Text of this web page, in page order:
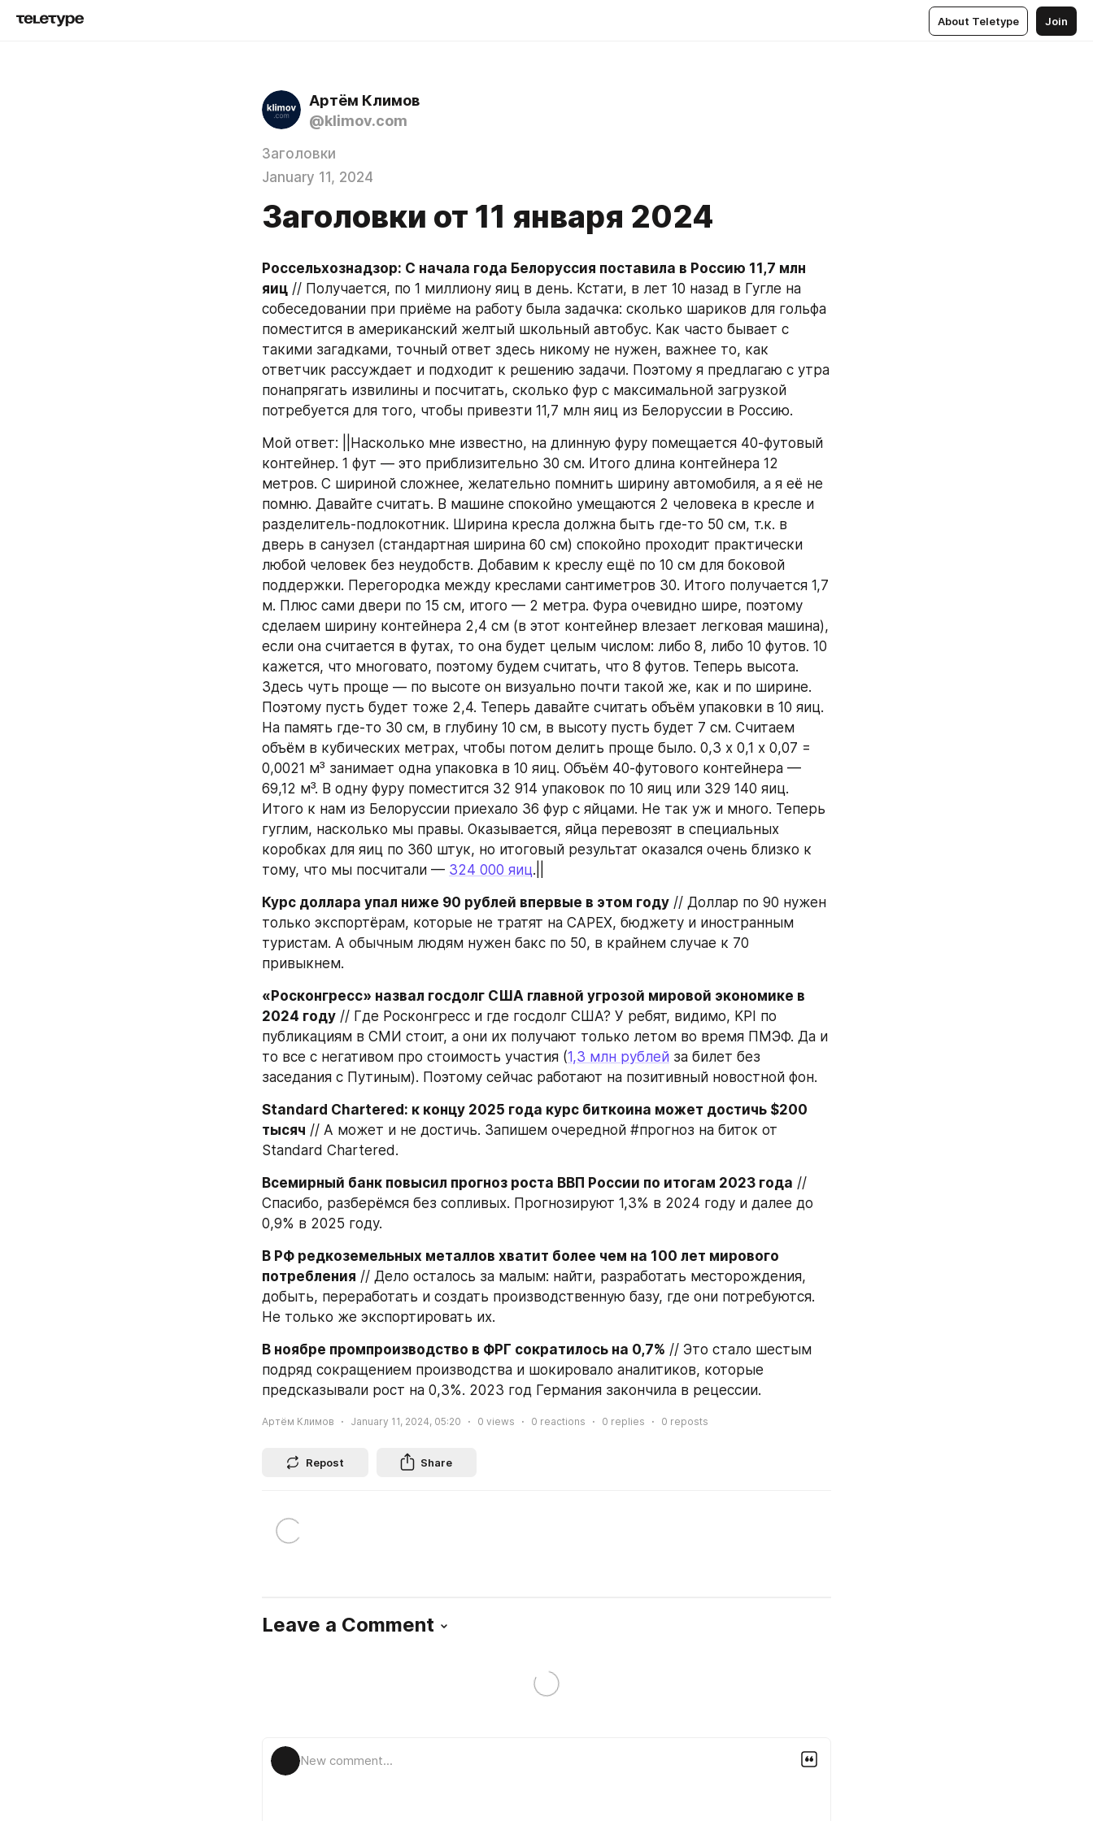
About Teletype Join
Артём Климов
@klimov.com
Заголовки
January 11, 2024
Заголовки от 11 января 2024
Россельхознадзор: С начала года Белоруссия поставила в Россию 11,7 млн
яиц // Получается, по 1 миллиону яиц в день. Кстати, в лет 10 назад в Гугле на
собеседовании при приёме на работу была задачка: сколько шариков для гольфа
поместится в американский желтый школьный автобус. Как часто бывает с
такими загадками, точный ответ здесь никому не нужен, важнее то, как
ответчик рассуждает и подходит к решению задачи. Поэтому я предлагаю с утра
понапрягать извилины и посчитать, сколько фур с максимальной загрузкой
потребуется для того, чтобы привезти 11,7 млн яиц из Белоруссии в Россию.
Мой ответ: ||Насколько мне известно, на длинную фуру помещается 40-футовый
контейнер. 1 фут — это приблизительно 30 см. Итого длина контейнера 12
метров. С шириной сложнее, желательно помнить ширину автомобиля, а я её не
помню. Давайте считать. В машине спокойно умещаются 2 человека в кресле и
разделитель-подлокотник. Ширина кресла должна быть где-то 50 см, т.к. в
дверь в санузел (стандартная ширина 60 см) спокойно проходит практически
любой человек без неудобств. Добавим к креслу ещё по 10 см для боковой
поддержки. Перегородка между креслами сантиметров 30. Итого получается 1,7
м. Плюс сами двери по 15 см, итого — 2 метра. Фура очевидно шире, поэтому
сделаем ширину контейнера 2,4 см (в этот контейнер влезает легковая машина),
если она считается в футах, то она будет целым числом: либо 8, либо 10 футов. 10
кажется, что многовато, поэтому будем считать, что 8 футов. Теперь высота.
Здесь чуть проще — по высоте он визуально почти такой же, как и по ширине.
Поэтому пусть будет тоже 2,4. Теперь давайте считать объём упаковки в 10 яиц.
На память где-то 30 см, в глубину 10 см, в высоту пусть будет 7 см. Считаем
объём в кубических метрах, чтобы потом делить проще было. 0,3 х 0,1 х 0,07 =
0,0021 м³ занимает одна упаковка в 10 яиц. Объём 40-футового контейнера —
69,12 м³. В одну фуру поместится 32 914 упаковок по 10 яиц или 329 140 яиц.
Итого к нам из Белоруссии приехало 36 фур с яйцами. Не так уж и много. Теперь
гуглим, насколько мы правы. Оказывается, яйца перевозят в специальных
коробках для яиц по 360 штук, но итоговый результат оказался очень близко к
тому, что мы посчитали — 324 000 яиц.||
Курс доллара упал ниже 90 рублей впервые в этом году // Доллар по 90 нужен
только экспортёрам, которые не тратят на CAPEX, бюджету и иностранным
туристам. А обычным людям нужен бакс по 50, в крайнем случае к 70
привыкнем.
«Росконгресс» назвал госдолг США главной угрозой мировой экономике в
2024 году // Где Росконгресс и где госдолг США? У ребят, видимо, KPI по
публикациям в СМИ стоит, а они их получают только летом во время ПМЭФ. Да и
то все с негативом про стоимость участия (1,3 млн рублей за билет без
заседания с Путиным). Поэтому сейчас работают на позитивный новостной фон.
Standard Chartered: к концу 2025 года курс биткоина может достичь $200
тысяч // А может и не достичь. Запишем очередной #прогноз на биток от
Standard Chartered.
Всемирный банк повысил прогноз роста ВВП России по итогам 2023 года //
Спасибо, разберёмся без сопливых. Прогнозируют 1,3% в 2024 году и далее до
0,9% в 2025 году.
В РФ редкоземельных металлов хватит более чем на 100 лет мирового
потребления // Дело осталось за малым: найти, разработать месторождения,
добыть, переработать и создать производственную базу, где они потребуются.
Не только же экспортировать их.
В ноябре промпроизводство в ФРГ сократилось на 0,7% // Это стало шестым
подряд сокращением производства и шокировало аналитиков, которые
предсказывали рост на 0,3%. 2023 год Германия закончила в рецессии.
Артём Климов January 11, 2024, 05:20 0 views 0 reactions 0 replies 0 reposts
Repost Share
Leave a Comment